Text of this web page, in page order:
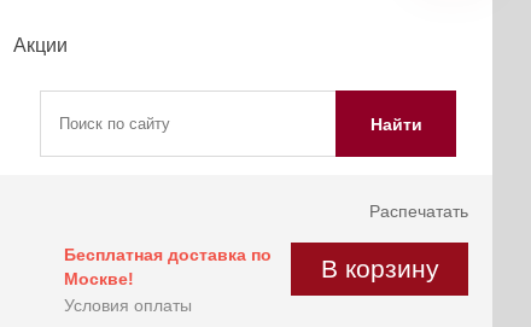
Акции
Найти
Распечатать
Бесплатная доставка по
Москве!
Условия оплаты
В корзину